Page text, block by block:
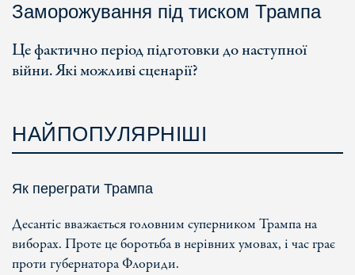
Заморожування під тиском Трампа
Це фактично період підготовки до наступної
війни. Які можливі сценарії?
НАЙПОПУЛЯРНІШІ
Як переграти Трампа
Десантіс вважається головним суперником Трампа на
виборах. Проте це боротьба в нерівних умовах, і час грає
проти губернатора Флориди.